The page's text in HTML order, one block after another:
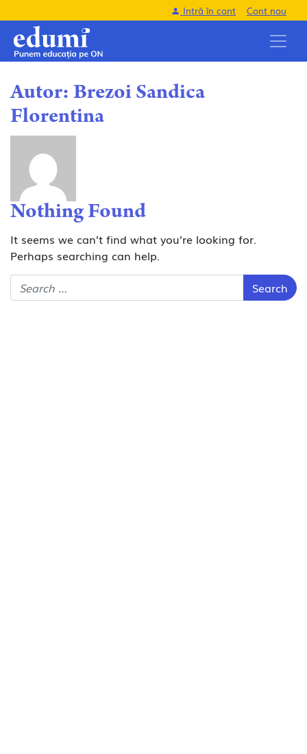
Intră în cont Cont nou
Autor: Brezoi Sandica
Florentina
Nothing Found
It seems we can’t find what you’re looking for.
Perhaps searching can help.
Search for: